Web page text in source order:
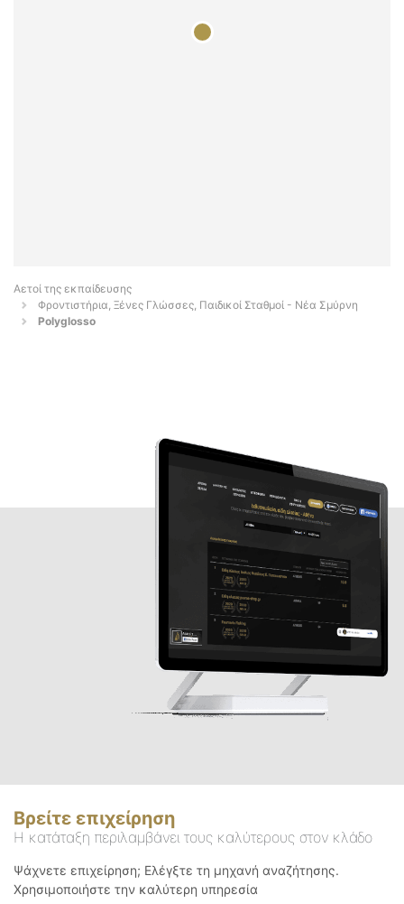
Αετοί της εκπαίδευσης
Φροντιστήρια, Ξένες Γλώσσες, Παιδικοί Σταθμοί - Νέα Σμύρνη
Polyglosso
Βρείτε επιχείρηση
Η κατάταξη περιλαμβάνει τους καλύτερους στον κλάδο
Ψάχνετε επιχείρηση; Ελέγξτε τη μηχανή αναζήτησης.
Χρησιμοποιήστε την καλύτερη υπηρεσία